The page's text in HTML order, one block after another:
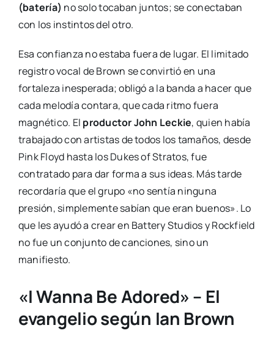
(batería) no solo tocaban juntos; se conectaban
con los instintos del otro.
Esa confianza no estaba fuera de lugar. El limitado
registro vocal de Brown se convirtió en una
fortaleza inesperada; obligó a la banda a hacer que
cada melodía contara, que cada ritmo fuera
magnético. El productor John Leckie, quien había
trabajado con artistas de todos los tamaños, desde
Pink Floyd hasta los Dukes of Stratos, fue
contratado para dar forma a sus ideas. Más tarde
recordaría que el grupo «no sentía ninguna
presión, simplemente sabían que eran buenos». Lo
que les ayudó a crear en Battery Studios y Rockfield
no fue un conjunto de canciones, sino un
manifiesto.
«I Wanna Be Adored» – El
evangelio según Ian Brown